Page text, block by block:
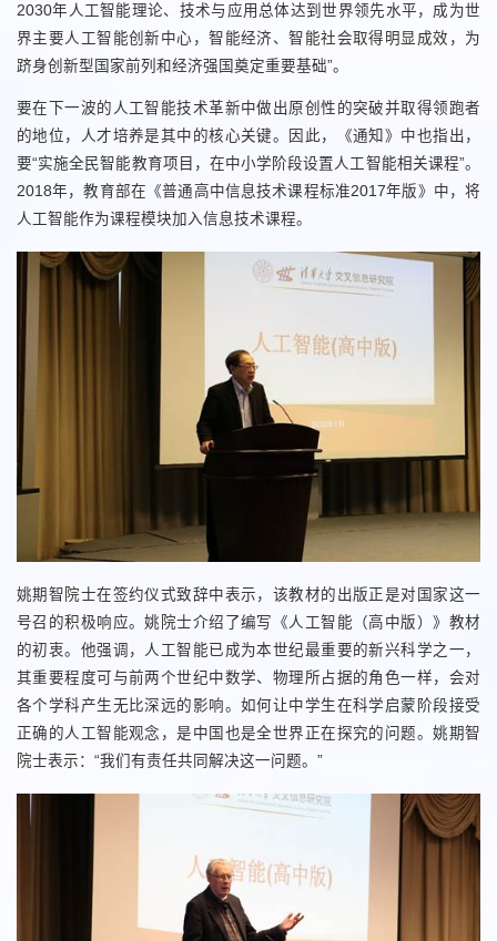
2030年人工智能理论、技术与应用总体达到世界领先水平，成为世
界主要人工智能创新中心，智能经济、智能社会取得明显成效，为
跻身创新型国家前列和经济强国奠定重要基础”。
要在下一波的人工智能技术革新中做出原创性的突破并取得领跑者
的地位，人才培养是其中的核心关键。因此，《通知》中也指出，
要“实施全民智能教育项目，在中小学阶段设置人工智能相关课程”。
2018年，教育部在《普通高中信息技术课程标准2017年版》中，将
人工智能作为课程模块加入信息技术课程。
姚期智院士在签约仪式致辞中表示，该教材的出版正是对国家这一
号召的积极响应。姚院士介绍了编写《人工智能（高中版）》教材
的初衷。他强调，人工智能已成为本世纪最重要的新兴科学之一，
其重要程度可与前两个世纪中数学、物理所占据的角色一样，会对
各个学科产生无比深远的影响。如何让中学生在科学启蒙阶段接受
正确的人工智能观念，是中国也是全世界正在探究的问题。姚期智
院士表示：“我们有责任共同解决这一问题。”